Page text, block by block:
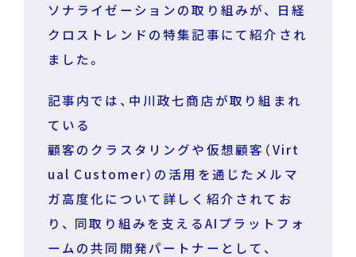
DECA MA
マーケGAI
ソナライゼーションの取り組みが、 日経
クロストレンドの特集記事にて紹介され
ました。
記事内では、中川政七商店が取り組まれ
ている
顧客のクラスタリングや仮想顧客（Virt
ual Customer）の活用を通じたメルマ
ガ高度化について詳しく紹介されてお
り、 同取り組みを支えるAIプラットフォ
ームの共同開発パートナーとして、